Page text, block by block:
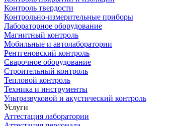
Контроль твердости
Контрольно-измерительные приборы
Лабораторное оборудование
Магнитный контроль
Мобильные и автолаборатории
Рентгеновский контроль
Сварочное оборудование
Строительный контроль
Тепловой контроль
Техника и инструменты
Ультразвуковой и акустический контроль
Услуги
Аттестация лаборатории